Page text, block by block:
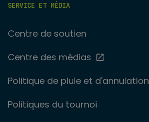
SERVICE ET MÉDIA
Centre de soutien
Centre des médias
Politique de pluie et d'annulation
Politiques du tournoi